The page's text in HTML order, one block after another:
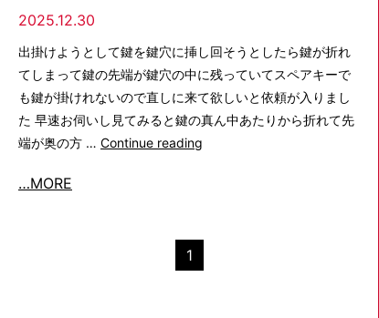
2025.12.30
出掛けようとして鍵を鍵穴に挿し回そうとしたら鍵が折れ
てしまって鍵の先端が鍵穴の中に残っていてスペアキーで
も鍵が掛けれないので直しに来て欲しいと依頼が入りまし
た 早速お伺いし見てみると鍵の真ん中あたりから折れて先
端が奥の方 … Continue reading
…MORE
1